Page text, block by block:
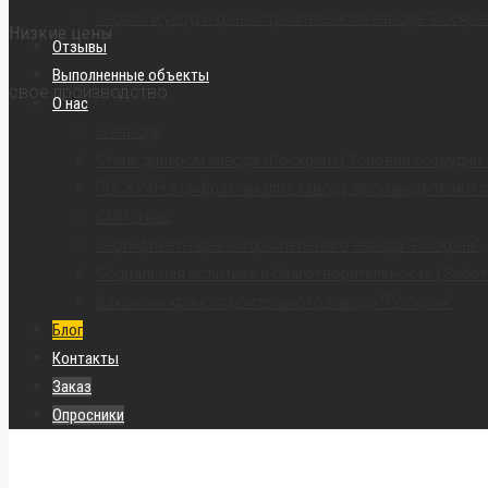
Низкие цены
свое производство
Отзывы
Выполненные объекты
О нас
Блог
Контакты
Заказ
Опросники